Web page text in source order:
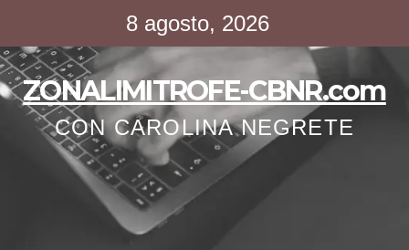
contenido
8 agosto, 2026
ZONALIMITROFE-CBNR.com
CON CAROLINA NEGRETE